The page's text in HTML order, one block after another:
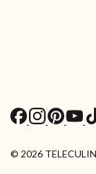
© 2026